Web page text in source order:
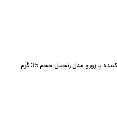
پا زوزو مدل زنجبیل حجم 35 گرم